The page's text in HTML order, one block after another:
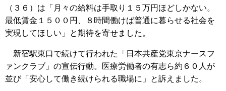
（３６）は「月々の給料は手取り１５万円ほどしかない。
最低賃金１５００円、８時間働けば普通に暮らせる社会を
実現してほしい」と期待を寄せました。
新宿駅東口で続けて行われた「日本共産党東京ナースフ
ァンクラブ」の宣伝行動。医療労働者の有志ら約６０人が
並び「安心して働き続けられる職場に」と訴えました。